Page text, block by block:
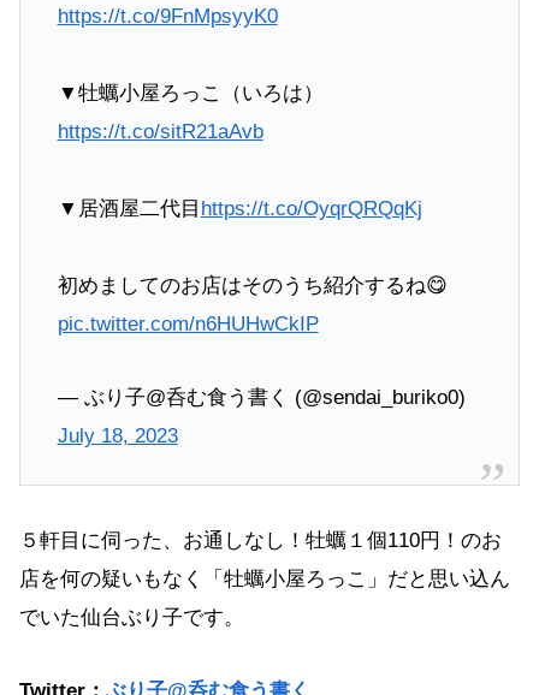
https://t.co/9FnMpsyyK0
▼牡蠣小屋ろっこ（いろは）
https://t.co/sitR21aAvb
▼居酒屋二代目 https://t.co/OyqrQRQqKj
初めましてのお店はそのうち紹介するね😋
pic.twitter.com/n6HUHwCkIP
— ぶり子@呑む食う書く (@sendai_buriko0)
July 18, 2023
５軒目に伺った、お通しなし！牡蠣１個110円！のお
店を何の疑いもなく「牡蠣小屋ろっこ」だと思い込ん
でいた仙台ぶり子です。
Twitter： ぶり子@呑む食う書く